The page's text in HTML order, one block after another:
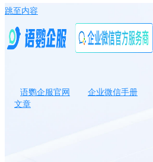
跳至内容
语鹦企服官网 企业微信手册
文章